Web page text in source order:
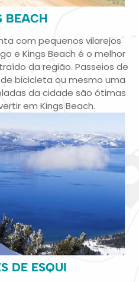
BEACH
com pequenos vilarejos
e Kings Beach é o melhor
da região. Passeios de
bicicleta ou mesmo uma
da cidade são ótimas
em Kings Beach.
DE ESQUI